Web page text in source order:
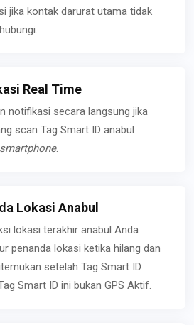
jika kontak darurat utama tidak
Real Time
notifikasi secara langsung jika
scan Tag Smart ID anabul
smartphone.
Lokasi Anabul
lokasi terakhir anabul Anda
penanda lokasi ketika hilang dan
setelah Tag Smart ID
Smart ID ini bukan GPS Aktif.